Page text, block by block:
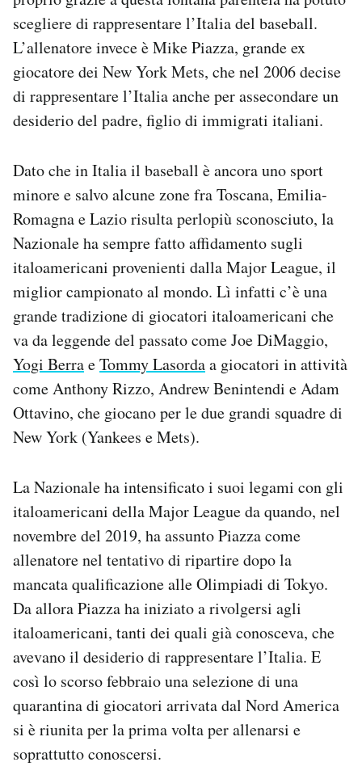
scegliere di rappresentare l’Italia del baseball.
L’allenatore invece è Mike Piazza, grande ex
giocatore dei New York Mets, che nel 2006 decise
di rappresentare l’Italia anche per assecondare un
desiderio del padre, figlio di immigrati italiani.
Dato che in Italia il baseball è ancora uno sport
minore e salvo alcune zone fra Toscana, Emilia-
Romagna e Lazio risulta perlopiù sconosciuto, la
Nazionale ha sempre fatto affidamento sugli
italoamericani provenienti dalla Major League, il
miglior campionato al mondo. Lì infatti c’è una
grande tradizione di giocatori italoamericani che
va da leggende del passato come Joe DiMaggio,
Yogi BerraeTommy Lasordaa giocatori in attività
come Anthony Rizzo, Andrew Benintendi e Adam
Ottavino, che giocano per le due grandi squadre di
New York (Yankees e Mets).
La Nazionale ha intensificato i suoi legami con gli
italoamericani della Major League da quando, nel
novembre del 2019, ha assunto Piazza come
allenatore nel tentativo di ripartire dopo la
mancata qualificazione alle Olimpiadi di Tokyo.
Da allora Piazza ha iniziato a rivolgersi agli
italoamericani, tanti dei quali già conosceva, che
avevano il desiderio di rappresentare l’Italia. E
così lo scorso febbraio una selezione di una
quarantina di giocatori arrivata dal Nord America
si è riunita per la prima volta per allenarsi e
soprattutto conoscersi.